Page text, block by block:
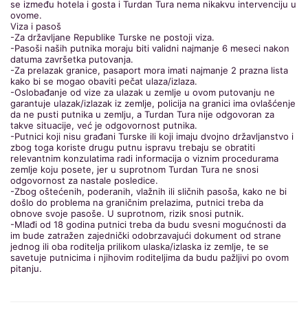
se između hotela i gosta i Turdan Tura nema nikakvu intervenciju u
ovome.
Viza i pasoš
-Za državljane Republike Turske ne postoji viza.
-Pasoši naših putnika moraju biti validni najmanje 6 meseci nakon
datuma završetka putovanja.
-Za prelazak granice, pasaport mora imati najmanje 2 prazna lista
kako bi se mogao obaviti pečat ulaza/izlaza.
-Oslobađanje od vize za ulazak u zemlje u ovom putovanju ne
garantuje ulazak/izlazak iz zemlje, policija na granici ima ovlašćenje
da ne pusti putnika u zemlju, a Turdan Tura nije odgovoran za
takve situacije, već je odgovornost putnika.
-Putnici koji nisu građani Turske ili koji imaju dvojno državljanstvo i
zbog toga koriste drugu putnu ispravu trebaju se obratiti
relevantnim konzulatima radi informacija o viznim procedurama
zemlje koju posete, jer u suprotnom Turdan Tura ne snosi
odgovornost za nastale posledice.
-Zbog oštećenih, poderanih, vlažnih ili sličnih pasoša, kako ne bi
došlo do problema na graničnim prelazima, putnici treba da
obnove svoje pasoše. U suprotnom, rizik snosi putnik.
-Mlađi od 18 godina putnici treba da budu svesni mogućnosti da
im bude zatražen zajednički odobrzavajući dokument od strane
jednog ili oba roditelja prilikom ulaska/izlaska iz zemlje, te se
savetuje putnicima i njihovim roditeljima da budu pažljivi po ovom
pitanju.